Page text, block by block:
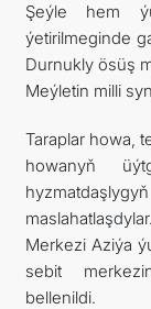
Şeýle hem
ýetirilmeginde
Durnukly ösüş
Meýletin milli
Taraplar howa,
howanyň
Merkezi Aziýa
sebit
bellenildi.